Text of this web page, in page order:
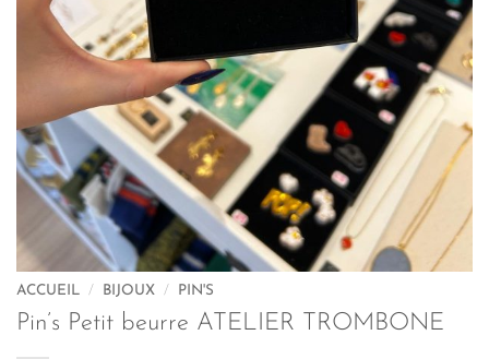
ACCUEIL / BIJOUX / PIN'S
Pin’s Petit beurre ATELIER TROMBONE